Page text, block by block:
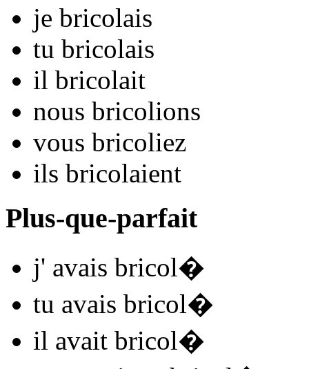
je bricolais
tu bricolais
il bricolait
nous bricolions
vous bricoliez
ils bricolaient
Plus-que-parfait
j' avais bricol�
tu avais bricol�
il avait bricol�